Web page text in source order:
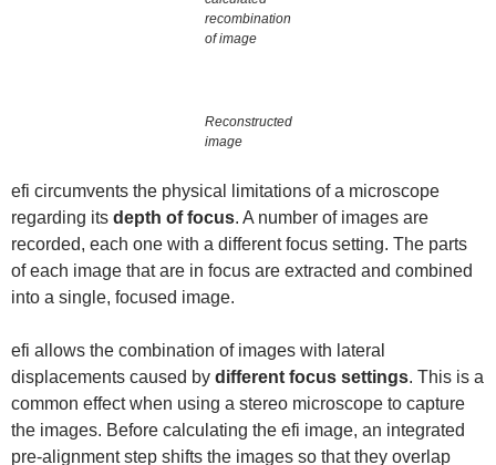
recombination
of image
Reconstructed
image
efi circumvents the physical limitations of a microscope
regarding its depth of focus. A number of images are
recorded, each one with a different focus setting. The parts
of each image that are in focus are extracted and combined
into a single, focused image.
efi allows the combination of images with lateral
displacements caused by different focus settings. This is a
common effect when using a stereo microscope to capture
the images. Before calculating the efi image, an integrated
pre-alignment step shifts the images so that they overlap